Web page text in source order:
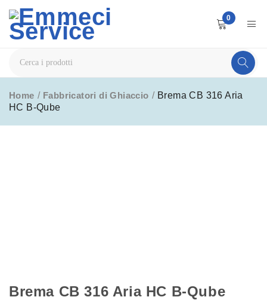
0
Home / Fabbricatori di Ghiaccio / Brema CB 316 Aria
HC B-Qube
Brema CB 316 Aria HC B-Qube